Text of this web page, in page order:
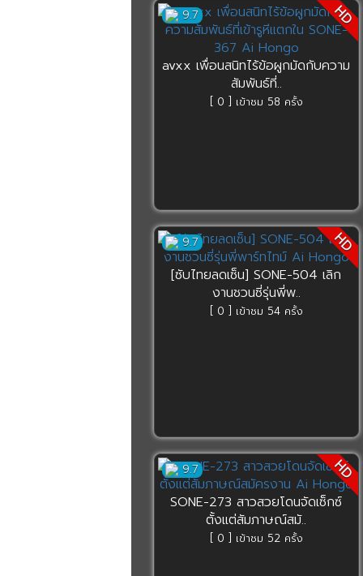
9.7 HD
avxx เพื่อนสนิทไร้ข้อผูกมัดกับความ
สัมพันธ์ที่..
[ 0 ] เข้าชม 58 ครั้ง
9.7 HD
[ซับไทยลดเซ็น] SONE-504 เลิก
งานชวนซี่รุ่นพี่พ..
[ 0 ] เข้าชม 54 ครั้ง
9.7 HD
SONE-273 สาวสวยโดนจัดเซ็กซ์
ตั้งแต่สัมภาษณ์สมั..
[ 0 ] เข้าชม 52 ครั้ง